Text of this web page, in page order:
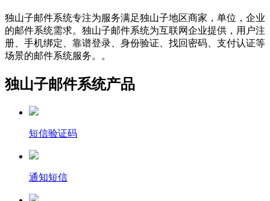
独山子邮件系统专注为服务满足独山子地区商家，单位，企业
的邮件系统需求。独山子邮件系统为互联网企业提供，用户注
册、手机绑定、靠谱登录、身份验证、找回密码、支付认证等
场景的邮件系统服务。。
独山子邮件系统产品
短信验证码
通知短信